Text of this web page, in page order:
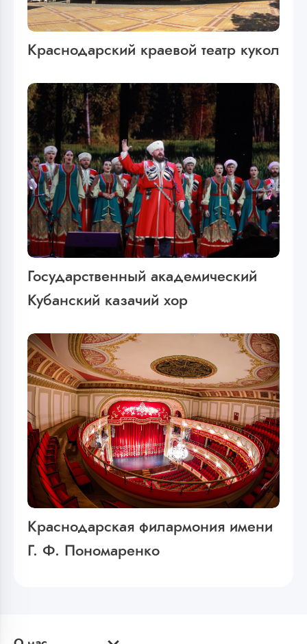
Краснодарский краевой театр кукол
Государственный академический
Кубанский казачий хор
Краснодарская филармония имени
Г. Ф. Пономаренко